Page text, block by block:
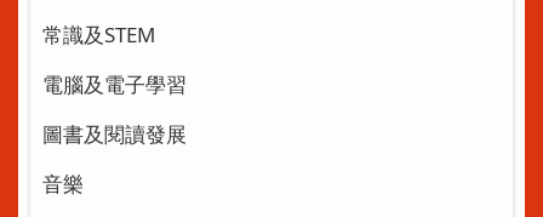
常識及STEM
電腦及電子學習
圖書及閱讀發展
音樂